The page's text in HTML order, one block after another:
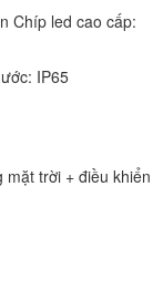
TH6)-8G-
TH6)-4G-
TH6)- 4G-
Chíp led cao cấp:
IP65
trời + điều khiển